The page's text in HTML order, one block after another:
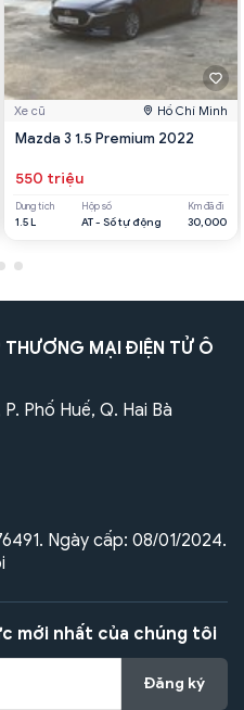
Xe cũ Hồ Chí Minh
Mazda 3 1.5 Premium 2022
550 triệu
Dung tích
1.5 L
Hộp số
AT - Số tự động
Km đã đi
30,000
MẠI ĐIỆN TỬ Ô
Phố Huế, Q. Hai Bà
Ngày cấp: 08/01/2024.
mới nhất của chúng tôi
Đăng ký